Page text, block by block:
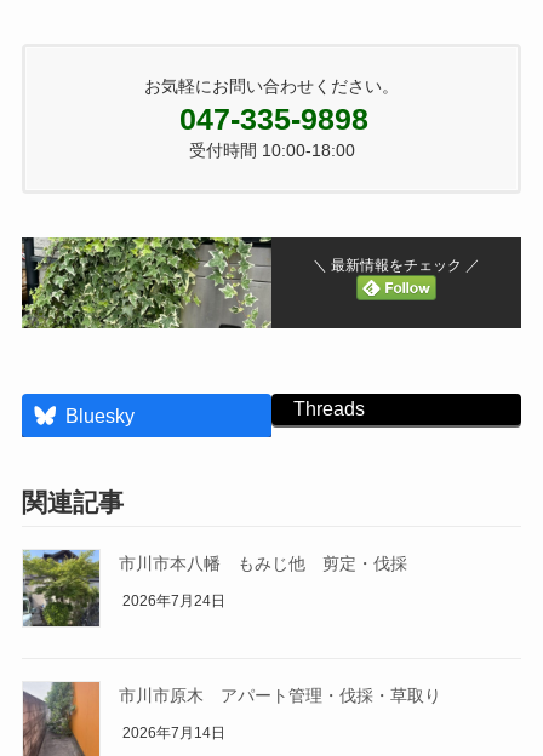
お気軽にお問い合わせください。
047-335-9898
受付時間 10:00-18:00
＼ 最新情報をチェック ／
Bluesky Threads
関連記事
市川市本八幡 もみじ他 剪定・伐採
2026年7月24日
市川市原木 アパート管理・伐採・草取り
2026年7月14日